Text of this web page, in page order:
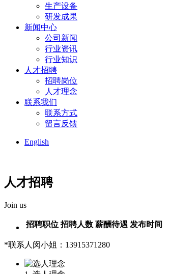
生产设备
研发成果
新闻中心
公司新闻
行业资讯
行业知识
人才招聘
招聘岗位
人才理念
联系我们
联系方式
留言反馈
English
人才招聘
Join us
招聘职位 招聘人数 薪酬待遇 发布时间
*联系人闵小姐：13915371280